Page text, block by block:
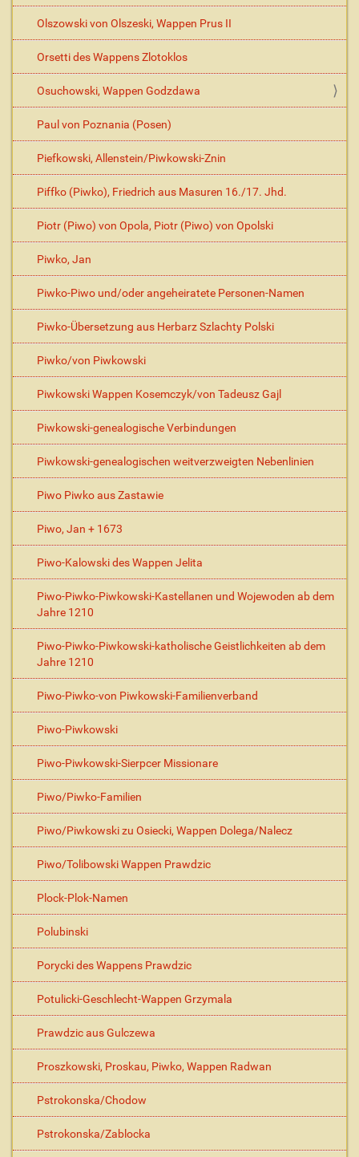
Olszowski von Olszeski, Wappen Prus II
Orsetti des Wappens Zlotoklos
Osuchowski, Wappen Godzdawa
Paul von Poznania (Posen)
Piefkowski, Allenstein/Piwkowski-Znin
Piffko (Piwko), Friedrich aus Masuren 16./17. Jhd.
Piotr (Piwo) von Opola, Piotr (Piwo) von Opolski
Piwko, Jan
Piwko-Piwo und/oder angeheiratete Personen-Namen
Piwko-Übersetzung aus Herbarz Szlachty Polski
Piwko/von Piwkowski
Piwkowski Wappen Kosemczyk/von Tadeusz Gajl
Piwkowski-genealogische Verbindungen
Piwkowski-genealogischen weitverzweigten Nebenlinien
Piwo Piwko aus Zastawie
Piwo, Jan + 1673
Piwo-Kalowski des Wappen Jelita
Piwo-Piwko-Piwkowski-Kastellanen und Wojewoden ab dem
Jahre 1210
Piwo-Piwko-Piwkowski-katholische Geistlichkeiten ab dem
Jahre 1210
Piwo-Piwko-von Piwkowski-Familienverband
Piwo-Piwkowski
Piwo-Piwkowski-Sierpcer Missionare
Piwo/Piwko-Familien
Piwo/Piwkowski zu Osiecki, Wappen Dolega/Nalecz
Piwo/Tolibowski Wappen Prawdzic
Plock-Plok-Namen
Polubinski
Porycki des Wappens Prawdzic
Potulicki-Geschlecht-Wappen Grzymala
Prawdzic aus Gulczewa
Proszkowski, Proskau, Piwko, Wappen Radwan
Pstrokonska/Chodow
Pstrokonska/Zablocka